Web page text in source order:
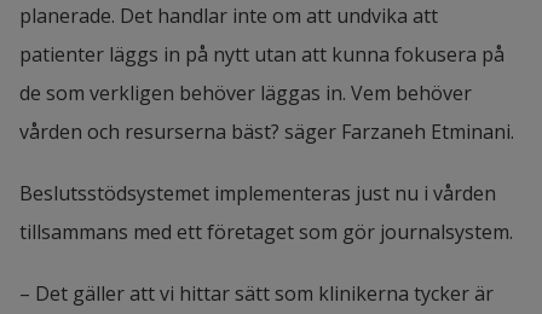
planerade. Det handlar inte om att undvika att
patienter läggs in på nytt utan att kunna fokusera på
de som verkligen behöver läggas in. Vem behöver
vården och resurserna bäst? säger Farzaneh Etminani.
Beslutsstödsystemet implementeras just nu i vården
tillsammans med ett företaget som gör journalsystem.
– Det gäller att vi hittar sätt som klinikerna tycker är